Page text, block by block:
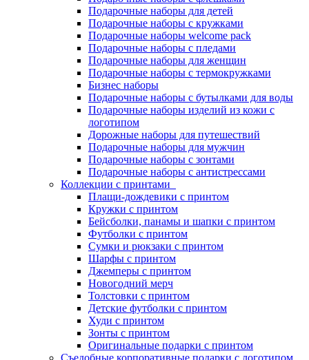
Подарочные наборы для детей
Подарочные наборы с кружками
Подарочные наборы welcome pack
Подарочные наборы с пледами
Подарочные наборы для женщин
Подарочные наборы с термокружками
Бизнес наборы
Подарочные наборы с бутылками для воды
Подарочные наборы изделий из кожи с
логотипом
Дорожные наборы для путешествий
Подарочные наборы для мужчин
Подарочные наборы с зонтами
Подарочные наборы с антистрессами
Коллекции с принтами
Плащи-дождевики с принтом
Кружки с принтом
Бейсболки, панамы и шапки с принтом
Футболки с принтом
Сумки и рюкзаки с принтом
Шарфы с принтом
Джемперы с принтом
Новогодний мерч
Толстовки с принтом
Детские футболки с принтом
Худи с принтом
Зонты с принтом
Оригинальные подарки с принтом
Съедобные корпоративные подарки с логотипом